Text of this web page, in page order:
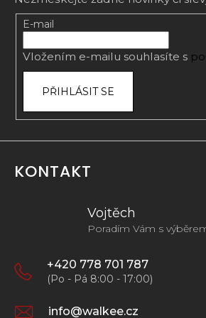
E-mail
Vložením e-mailu souhlasíte s
PŘIHLÁSIT SE
KONTAKT
Vojtěch
Poradím Vám s
+420 778 701 787
(Po - Pá 8:00 - 17:00)
info@walkee.cz